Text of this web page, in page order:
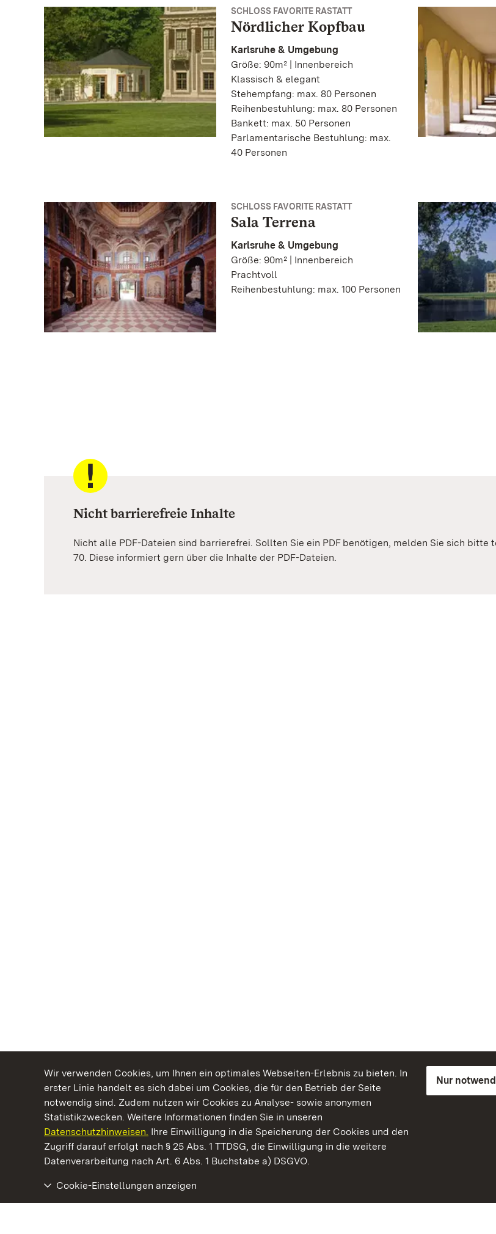
Wir verwenden Cookies, um Ihnen ein optimales Webseiten-Erlebnis zu bieten. In
erster Linie handelt es sich dabei um Cookies, die für den Betrieb der Seite
notwendig sind. Zudem nutzen wir Cookies zu Analyse- sowie anonymen
Statistikzwecken. Weitere Informationen finden Sie in unseren
Datenschutzhinweisen. Ihre Einwilligung in die Speicherung der Cookies und den
Zugriff darauf erfolgt nach § 25 Abs. 1 TTDSG, die Einwilligung in die weitere
Datenverarbeitung nach Art. 6 Abs. 1 Buchstabe a) DSGVO.
Nur
Cookie-Einstellungen anzeigen
SCHLOSS FAVORITE RASTATT
Nördlicher Kopfbau
Karlsruhe & Umgebung
Größe: 90m² | Innenbereich
Klassisch & elegant
Stehempfang: max. 80 Personen
Reihenbestuhlung: max. 80 Personen
Bankett: max. 50 Personen
Parlamentarische Bestuhlung: max.
40 Personen
SCHLOSS FAVORITE RASTATT
Sala Terrena
Karlsruhe & Umgebung
Größe: 90m² | Innenbereich
Prachtvoll
Reihenbestuhlung: max. 100 Personen
Nicht barrierefreie Inhalte
Nicht alle PDF-Dateien sind barrierefrei. Sollten Sie ein PDF benötigen, melden Sie sich
70. Diese informiert gern über die Inhalte der PDF-Dateien.
Kommen. Staunen. Genießen.